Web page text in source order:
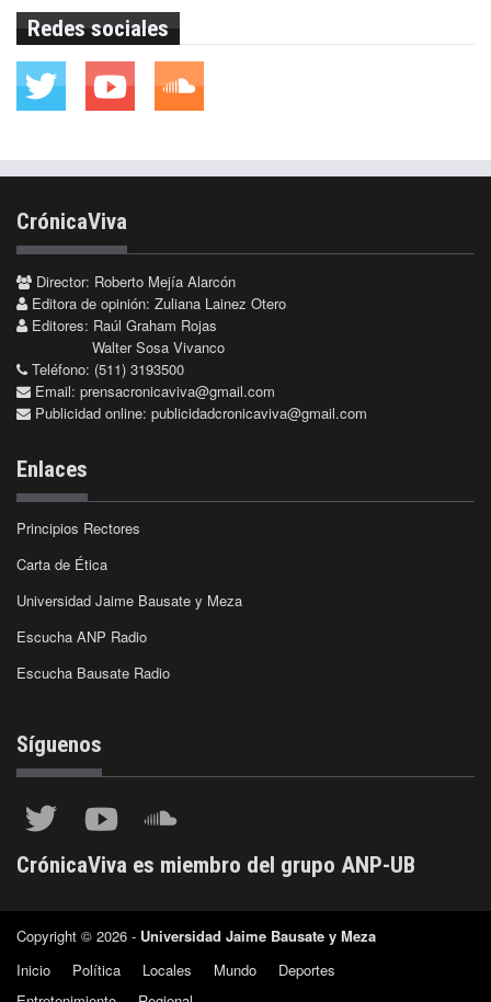
Redes sociales
CrónicaViva
Director: Roberto Mejía Alarcón
Editora de opinión: Zuliana Lainez Otero
Editores: Raúl Graham Rojas
Walter Sosa Vivanco
Teléfono: (511) 3193500
Email: prensacronicaviva@gmail.com
Publicidad online: publicidadcronicaviva@gmail.com
Enlaces
Principios Rectores
Carta de Ética
Universidad Jaime Bausate y Meza
Escucha ANP Radio
Escucha Bausate Radio
Síguenos
CrónicaViva es miembro del grupo ANP-UB
Copyright © 2026 - Universidad Jaime Bausate y Meza
Inicio
Política Locales Mundo
Deportes